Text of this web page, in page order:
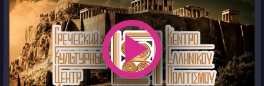
play_arrow